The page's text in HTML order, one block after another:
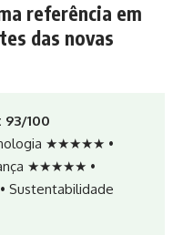
referência em
das novas
93/100
★★★★★ •
★★★★★ •